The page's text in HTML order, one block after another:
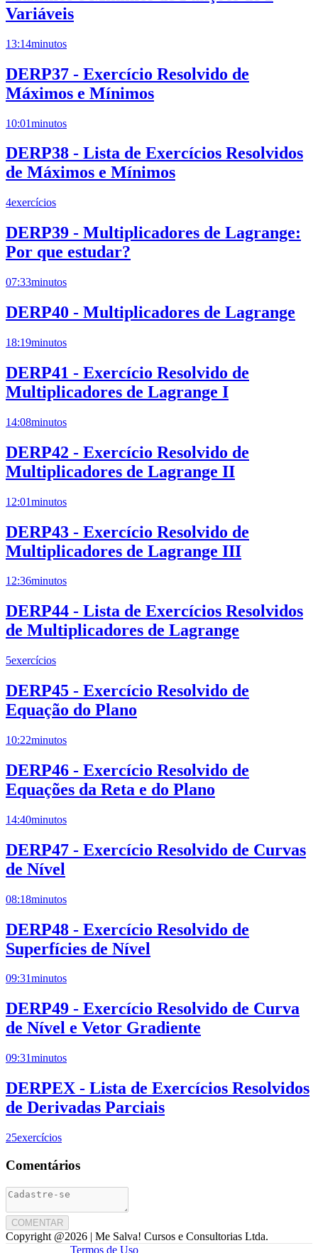
Variáveis
13:14minutos
DERP37 - Exercício Resolvido de
Máximos e Mínimos
10:01minutos
DERP38 - Lista de Exercícios Resolvidos
de Máximos e Mínimos
4exercícios
DERP39 - Multiplicadores de Lagrange:
Por que estudar?
07:33minutos
DERP40 - Multiplicadores de Lagrange
18:19minutos
DERP41 - Exercício Resolvido de
Multiplicadores de Lagrange I
14:08minutos
DERP42 - Exercício Resolvido de
Multiplicadores de Lagrange II
12:01minutos
DERP43 - Exercício Resolvido de
Multiplicadores de Lagrange III
12:36minutos
DERP44 - Lista de Exercícios Resolvidos
de Multiplicadores de Lagrange
5exercícios
DERP45 - Exercício Resolvido de
Equação do Plano
10:22minutos
DERP46 - Exercício Resolvido de
Equações da Reta e do Plano
14:40minutos
DERP47 - Exercício Resolvido de Curvas
de Nível
08:18minutos
DERP48 - Exercício Resolvido de
Superfícies de Nível
09:31minutos
DERP49 - Exercício Resolvido de Curva
de Nível e Vetor Gradiente
09:31minutos
DERPEX - Lista de Exercícios Resolvidos
de Derivadas Parciais
25exercícios
Comentários
COMENTAR
Copyright @2026 | Me Salva! Cursos e Consultorias Ltda.
Termos de Uso